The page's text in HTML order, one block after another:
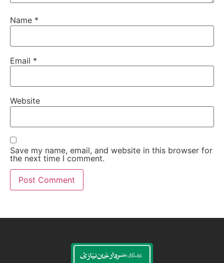
Name *
Email *
Website
Save my name, email, and website in this browser for
the next time I comment.